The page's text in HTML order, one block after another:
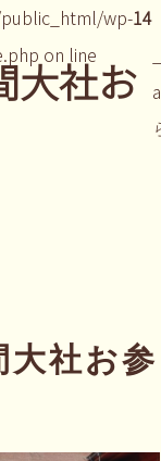
wp-
on line
14
大社お
社お参